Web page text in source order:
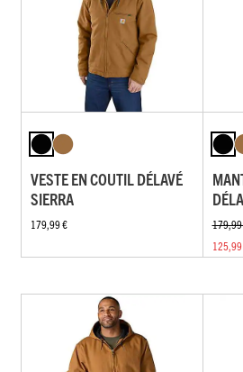
VESTE EN COUTIL DÉLAVÉ
SIERRA
179,99 €
179,99